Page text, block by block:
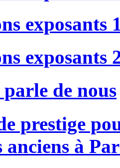
exposants
exposants
parle de nous
prestige
anciens à